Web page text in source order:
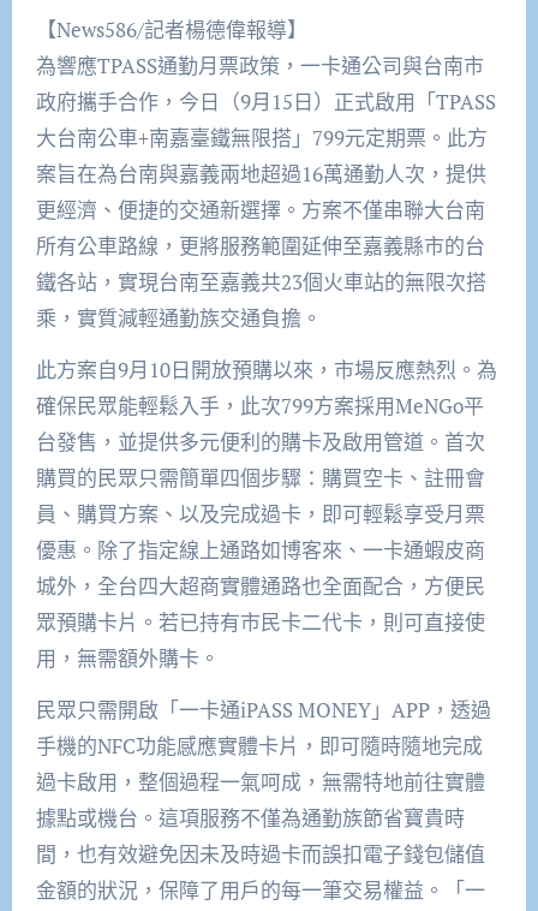
【News586/記者楊德偉報導】
為響應TPASS通勤月票政策，一卡通公司與台南市
政府攜手合作，今日（9月15日）正式啟用「TPASS
大台南公車+南嘉臺鐵無限搭」799元定期票。此方
案旨在為台南與嘉義兩地超過16萬通勤人次，提供
更經濟、便捷的交通新選擇。方案不僅串聯大台南
所有公車路線，更將服務範圍延伸至嘉義縣市的台
鐵各站，實現台南至嘉義共23個火車站的無限次搭
乘，實質減輕通勤族交通負擔。
此方案自9月10日開放預購以來，市場反應熱烈。為
確保民眾能輕鬆入手，此次799方案採用MeNGo平
台發售，並提供多元便利的購卡及啟用管道。首次
購買的民眾只需簡單四個步驟：購買空卡、註冊會
員、購買方案、以及完成過卡，即可輕鬆享受月票
優惠。除了指定線上通路如博客來、一卡通蝦皮商
城外，全台四大超商實體通路也全面配合，方便民
眾預購卡片。若已持有市民卡二代卡，則可直接使
用，無需額外購卡。
民眾只需開啟「一卡通iPASS MONEY」APP，透過
手機的NFC功能感應實體卡片，即可隨時隨地完成
過卡啟用，整個過程一氣呵成，無需特地前往實體
據點或機台。這項服務不僅為通勤族節省寶貴時
間，也有效避免因未及時過卡而誤扣電子錢包儲值
金額的狀況，保障了用戶的每一筆交易權益。「一